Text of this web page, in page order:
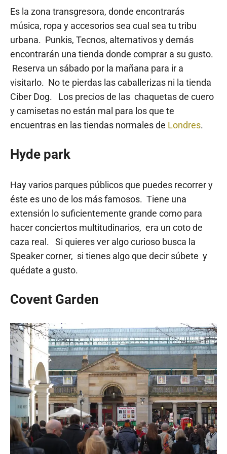
Es la zona transgresora, donde encontrarás
música, ropa y accesorios sea cual sea tu tribu
urbana. Punkis, Tecnos, alternativos y demás
encontrarán una tienda donde comprar a su gusto.
Reserva un sábado por la mañana para ir a
visitarlo. No te pierdas las caballerizas ni la tienda
Ciber Dog. Los precios de las chaquetas de cuero
y camisetas no están mal para los que te
encuentras en las tiendas normales de Londres.
Hyde park
Hay varios parques públicos que puedes recorrer y
éste es uno de los más famosos. Tiene una
extensión lo suficientemente grande como para
hacer conciertos multitudinarios, era un coto de
caza real. Si quieres ver algo curioso busca la
Speaker corner, si tienes algo que decir súbete y
quédate a gusto.
Covent Garden